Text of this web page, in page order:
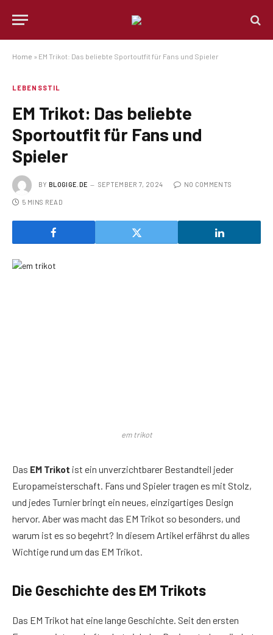
Home » EM Trikot: Das beliebte Sportoutfit für Fans und Spieler
LEBENSSTIL
EM Trikot: Das beliebte
Sportoutfit für Fans und
Spieler
BY BLOGIGE.DE SEPTEMBER 7, 2024 NO COMMENTS
5 MINS READ
em trikot
Das EM Trikot ist ein unverzichtbarer Bestandteil jeder
Europameisterschaft. Fans und Spieler tragen es mit Stolz,
und jedes Turnier bringt ein neues, einzigartiges Design
hervor. Aber was macht das EM Trikot so besonders, und
warum ist es so begehrt? In diesem Artikel erfährst du alles
Wichtige rund um das EM Trikot.
Die Geschichte des EM Trikots
Das EM Trikot hat eine lange Geschichte. Seit den ersten